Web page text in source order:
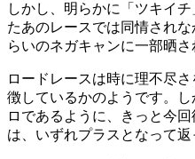
しかし、明らかに「ツキイ
たあのレースでは同情され
らいのネガキャンに一部晒
ロードレースは時に理不尽
徴しているかのようです。
ロであるように、きっと今
は、いずれプラスとなって返